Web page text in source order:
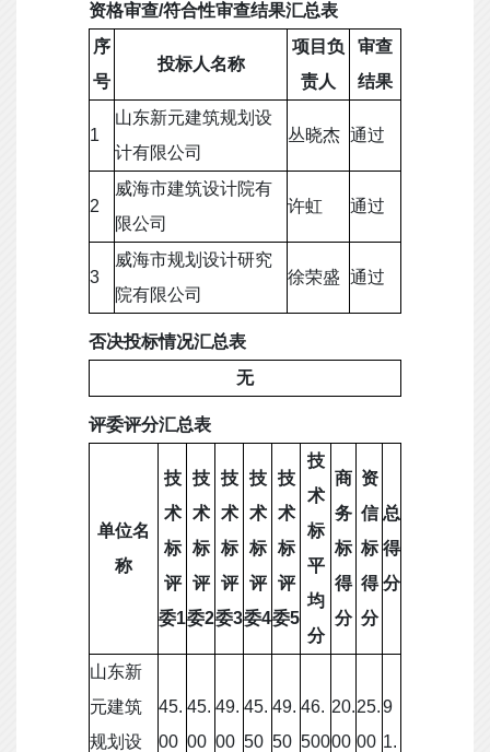
资格审查/符合性审查结果汇总表
序
号
投标人名称
项目负
责人
审查
结果
1
山东新元建筑规划设
计有限公司
丛晓杰 通过
2
威海市建筑设计院有
限公司
许虹 通过
3
威海市规划设计研究
院有限公司
徐荣盛 通过
否决投标情况汇总表
无
评委评分汇总表
单位名
称
技
术
标
评
委1
技
术
标
评
委2
技
术
标
评
委3
技
术
标
评
委4
技
术
标
评
委5
技
术
标
平
均
分
商
务
标
得
分
资
信
标
得
分
总
得
分
山东新
元建筑
规划设
45.
00
45.
00
49.
00
45.
50
49.
50
46.
500
20.
00
25.
00
9
1.